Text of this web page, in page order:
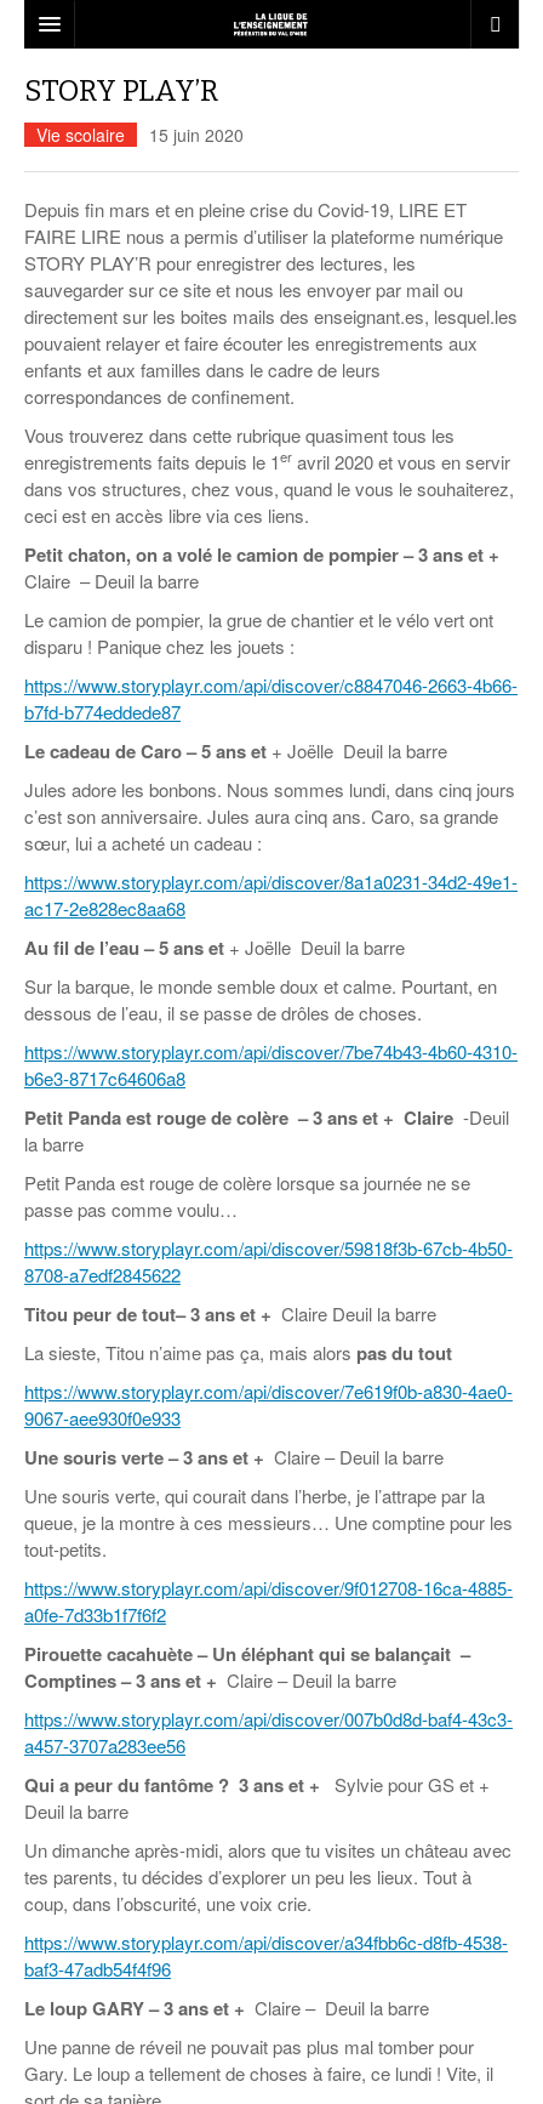
Qui sommes-nous ?
Vie statutaire de la fédération
Ressources associatives
Formations
Accompagnement
Assurances
Save the City : kit pédagogique contre
les discriminations
USEP Val d’Oise
UFOLEP Val d’Oise
Annuaire des services
Actualités de la fédération
LE RÉSEAU
Associations affiliées
Nous rejoindre
Dispositifs Jeunesse
Informations
Infographie
Recherche de mission
Guide du volontaire
Guide du tuteur
Juniors associations
Campagnes de sensibilisation
Jouons la carte de la fraternité
Pas d’éducation, pas d’avenir !
Liens
Actualités Vie associative
L’ÉCOLE
liberté d’expression
Le décrochage scolaire
Les ateliers relais
L’accompagnement à la scolarité
Education à la citoyenneté
Formation des délégués élèves
Malle pédagogique Egalité Filles-
Egalité Femmes-Hommes
« Silence, on violence » Emprise et
Malle pédagogique « Parcours d’exils
Démocratie participative
Conseil municipal de jeunes
Lire et faire lire
Présentation
Espace bénévoles
Story play’r
La ligue 95 et Recyclivre
Lutte contre l’illettrisme
Spectacles jeune public
Education aux médias
Formation Eco-délégué.es
Actualité Ecole
ANIMATION
BAFA – BAFD
Notre mission éducative en ACM
Le BAFA
Le BAFD
Calendrier des stages…
… Formations générales BAFA
… Formations BAFD
Pour s’inscrire
Emplois dans l’animation
Ressources à l’animation
Les structures d’accueil de mineurs
Les brevets et diplômes
Actualités Animation
LOISIRS
L’esprit vacances pour tous
Séjours adultes et familles
Séjours enfants et adolescents
Séjours linguistiques
Commander nos brochures
Coordonnées départementales
Actualités loisirs
FORMATION
Le CQP animateur périscolaire
Organisation de la formation
Actualités Formation
ACTUALITÉS
LES CHANTIERS
STORY PLAY’R
Vie scolaire 15 juin 2020
Depuis fin mars et en pleine crise du Covid-19, LIRE ET
FAIRE LIRE nous a permis d’utiliser la plateforme numérique
STORY PLAY’R pour enregistrer des lectures, les
sauvegarder sur ce site et nous les envoyer par mail ou
directement sur les boites mails des enseignant.es, lesquel.les
pouvaient relayer et faire écouter les enregistrements aux
enfants et aux familles dans le cadre de leurs
correspondances de confinement.
Vous trouverez dans cette rubrique quasiment tous les
enregistrements faits depuis le 1er avril 2020 et vous en servir
dans vos structures, chez vous, quand le vous le souhaiterez,
ceci est en accès libre via ces liens.
Petit chaton, on a volé le camion de pompier – 3 ans et +
Claire – Deuil la barre
Le camion de pompier, la grue de chantier et le vélo vert ont
disparu ! Panique chez les jouets :
https://www.storyplayr.com/api/discover/c8847046-2663-4b66-
b7fd-b774eddede87
Le cadeau de Caro – 5 ans et + Joëlle Deuil la barre
Jules adore les bonbons. Nous sommes lundi, dans cinq jours
c’est son anniversaire. Jules aura cinq ans. Caro, sa grande
sœur, lui a acheté un cadeau :
https://www.storyplayr.com/api/discover/8a1a0231-34d2-49e1-
ac17-2e828ec8aa68
Au fil de l’eau – 5 ans et + Joëlle Deuil la barre
Sur la barque, le monde semble doux et calme. Pourtant, en
dessous de l’eau, il se passe de drôles de choses.
https://www.storyplayr.com/api/discover/7be74b43-4b60-4310-
b6e3-8717c64606a8
Petit Panda est rouge de colère – 3 ans et + Claire -Deuil
la barre
Petit Panda est rouge de colère lorsque sa journée ne se
passe pas comme voulu…
https://www.storyplayr.com/api/discover/59818f3b-67cb-4b50-
8708-a7edf2845622
Titou peur de tout– 3 ans et + Claire Deuil la barre
La sieste, Titou n’aime pas ça, mais alors pas du tout
https://www.storyplayr.com/api/discover/7e619f0b-a830-4ae0-
9067-aee930f0e933
Une souris verte– 3 ans et + Claire – Deuil la barre
Une souris verte, qui courait dans l’herbe, je l’attrape par la
queue, je la montre à ces messieurs… Une comptine pour les
tout-petits.
https://www.storyplayr.com/api/discover/9f012708-16ca-4885-
a0fe-7d33b1f7f6f2
Pirouette cacahuète – Un éléphant qui se balançait –
Comptines– 3 ans et + Claire – Deuil la barre
https://www.storyplayr.com/api/discover/007b0d8d-baf4-43c3-
a457-3707a283ee56
Qui a peur du fantôme ? 3 ans et + Sylvie pour GS et +
Deuil la barre
Un dimanche après-midi, alors que tu visites un château avec
tes parents, tu décides d’explorer un peu les lieux. Tout à
coup, dans l’obscurité, une voix crie.
https://www.storyplayr.com/api/discover/a34fbb6c-d8fb-4538-
baf3-47adb54f4f96
Le loup GARY –3 ans et + Claire – Deuil la barre
Une panne de réveil ne pouvait pas plus mal tomber pour
Gary. Le loup a tellement de choses à faire, ce lundi ! Vite, il